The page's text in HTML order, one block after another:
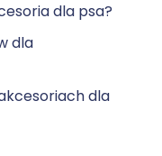
dla psa?
dla
dla